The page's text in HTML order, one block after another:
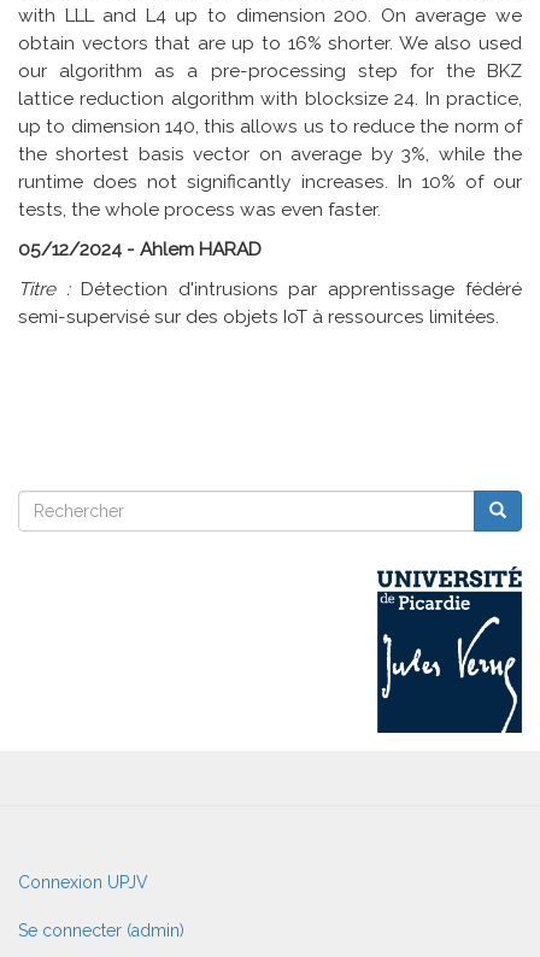
with LLL and L4 up to dimension 200. On average we
obtain vectors that are up to 16% shorter. We also used
our algorithm as a pre-processing step for the BKZ
lattice reduction algorithm with blocksize 24. In practice,
up to dimension 140, this allows us to reduce the norm of
the shortest basis vector on average by 3%, while the
runtime does not significantly increases. In 10% of our
tests, the whole process was even faster.
05/12/2024 - Ahlem HARAD
Titre :Détection d'intrusions par apprentissage fédéré
semi-supervisé sur des objets IoT à ressources limitées.
Rechercher
Rechercher
User
account
menu
Connexion UPJV
Se connecter (admin)